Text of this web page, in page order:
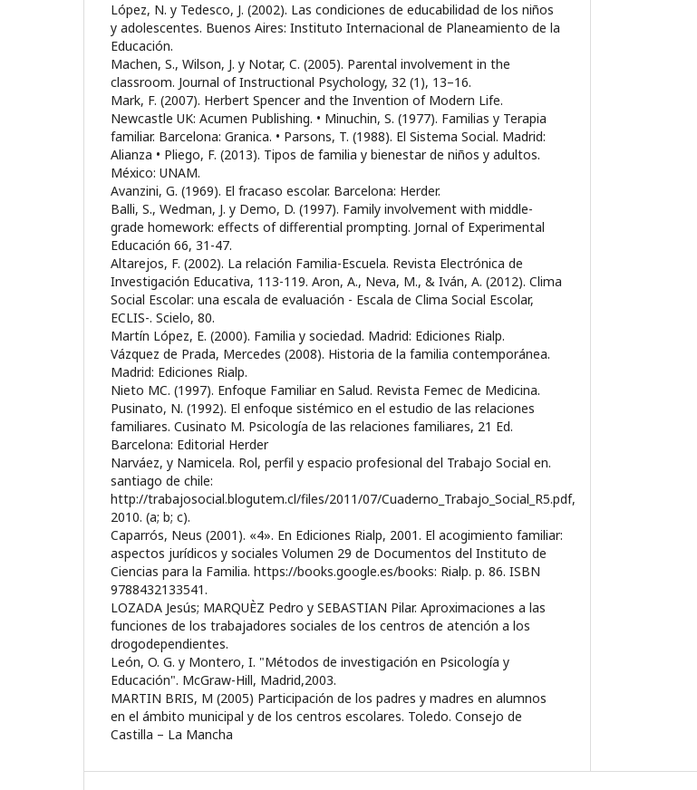
López, N. y Tedesco, J. (2002). Las condiciones de educabilidad de los niños
y adolescentes. Buenos Aires: Instituto Internacional de Planeamiento de la
Educación.
Machen, S., Wilson, J. y Notar, C. (2005). Parental involvement in the
classroom. Journal of Instructional Psychology, 32 (1), 13–16.
Mark, F. (2007). Herbert Spencer and the Invention of Modern Life.
Newcastle UK: Acumen Publishing. • Minuchin, S. (1977). Familias y Terapia
familiar. Barcelona: Granica. • Parsons, T. (1988). El Sistema Social. Madrid:
Alianza • Pliego, F. (2013). Tipos de familia y bienestar de niños y adultos.
México: UNAM.
Avanzini, G. (1969). El fracaso escolar. Barcelona: Herder.
Balli, S., Wedman, J. y Demo, D. (1997). Family involvement with middle-
grade homework: effects of differential prompting. Jornal of Experimental
Educación 66, 31-47.
Altarejos, F. (2002). La relación Familia-Escuela. Revista Electrónica de
Investigación Educativa, 113-119. Aron, A., Neva, M., & Iván, A. (2012). Clima
Social Escolar: una escala de evaluación - Escala de Clima Social Escolar,
ECLIS-. Scielo, 80.
Martín López, E. (2000). Familia y sociedad. Madrid: Ediciones Rialp.
Vázquez de Prada, Mercedes (2008). Historia de la familia contemporánea.
Madrid: Ediciones Rialp.
Nieto MC. (1997). Enfoque Familiar en Salud. Revista Femec de Medicina.
Pusinato, N. (1992). El enfoque sistémico en el estudio de las relaciones
familiares. Cusinato M. Psicología de las relaciones familiares, 21 Ed.
Barcelona: Editorial Herder
Narváez, y Namicela. Rol, perfil y espacio profesional del Trabajo Social en.
santiago de chile:
http://trabajosocial.blogutem.cl/files/2011/07/Cuaderno_Trabajo_Social_R5.pdf,
2010. (a; b; c).
Caparrós, Neus (2001). «4». En Ediciones Rialp, 2001. El acogimiento familiar:
aspectos jurídicos y sociales Volumen 29 de Documentos del Instituto de
Ciencias para la Familia. https://books.google.es/books: Rialp. p. 86. ISBN
9788432133541.
LOZADA Jesús; MARQUÈZ Pedro y SEBASTIAN Pilar. Aproximaciones a las
funciones de los trabajadores sociales de los centros de atención a los
drogodependientes.
León, O. G. y Montero, I. "Métodos de investigación en Psicología y
Educación". McGraw-Hill, Madrid,2003.
MARTIN BRIS, M (2005) Participación de los padres y madres en alumnos
en el ámbito municipal y de los centros escolares. Toledo. Consejo de
Castilla – La Mancha